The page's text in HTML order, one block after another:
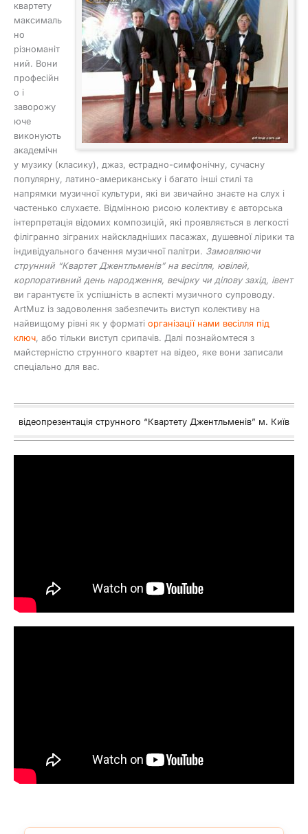
квартету
максималь
но
різноманіт
ний. Вони
професійн
о і
заворожу
юче
виконують
академічн
у музику (класику), джаз, естрадно-симфонічну, сучасну
популярну, латино-американську і багато інші стилі та
напрямки музичної культури, які ви звичайно знаєте на слух і
частенько слухаєте. Відмінною рисою колективу є авторська
інтерпретація відомих композицій, які проявляється в легкості
філігранно зіграних найскладніших пасажах, душевної лірики та
індивідуального бачення музичної палітри. Замовляючи
струнний “Квартет Джентльменів” на весілля, ювілей,
корпоративний день народження, вечірку чи ділову захід, івент
ви гарантуєте їх успішність в аспекті музичного супроводу.
ArtMuz із задоволення забезпечить виступ колективу на
найвищому рівні як у форматі організації нами весілля під
ключ, або тільки виступ срипачів. Далі познайомтеся з
майстерністю струнного квартет на відео, яке вони записали
спеціально для вас.
відеопрезентація струнного “Квартету Джентльменів” м. Київ